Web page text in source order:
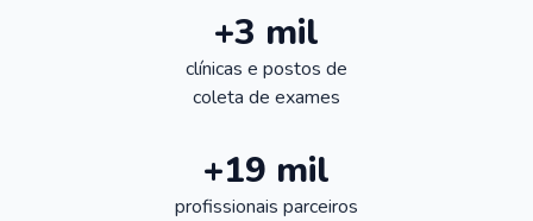
+3 mil
clínicas e postos de
coleta de exames
+19 mil
profissionais parceiros